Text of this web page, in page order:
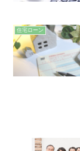
住宅ローン